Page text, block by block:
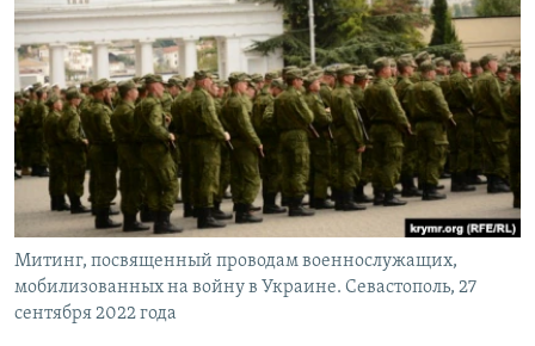
ПРОПАВШИЕ БЕЗ ВЕСТИ
ПОБЕДИТЕЛЕЙ НЕ СУДЯТ?
КРЫМ.НЕПОКОРЕННЫЙ
ELIFBE
УКРАИНСКАЯ ПРОБЛЕМА КРЫМА
ПРИСОЕДИНЯЙТЕСЬ!
Все сайты RFE/RL
Митинг, посвященный проводам военнослужащих,
мобилизованных на войну в Украине. Севастополь, 27
сентября 2022 года